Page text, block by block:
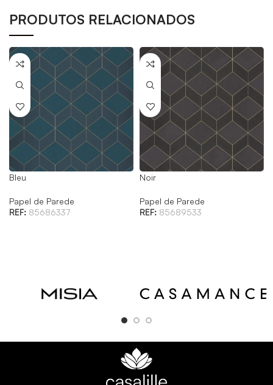
PRODUTOS RELACIONADOS
Bleu
Papel de Parede
REF: 85686337
Noir
Papel de Parede
REF: 85689533